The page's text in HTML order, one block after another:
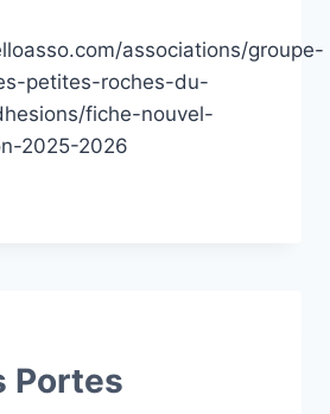
associations/groupe-
petites-roches-du-
fiche-nouvel-
2025-2026
Portes